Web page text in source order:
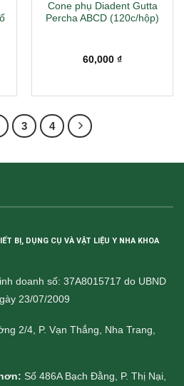
Cone phụ Diadent Gutta
Percha ABCD (120c/hộp)
60,000 ₫
3 4
BỊ, DỤNG CỤ VÀ VẬT LIỆU Y NHA KHOA
doanh số: 37A8015717 do UBND
23/07/2009
2/4, P. Vạn Thắng, Nha Trang,
Số 486A Bạch Đằng, P. Thị Nại,